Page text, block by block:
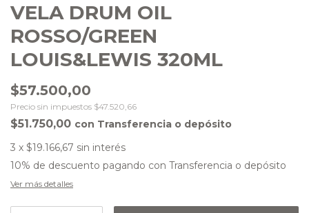
VELA DRUM OIL
ROSSO/GREEN
LOUIS&LEWIS 320ML
$57.500,00
Precio sin impuestos $47.520,66
$51.750,00 con Transferencia o depósito
3 x $19.166,67 sin interés
10% de descuento pagando con Transferencia o depósito
Ver más detalles